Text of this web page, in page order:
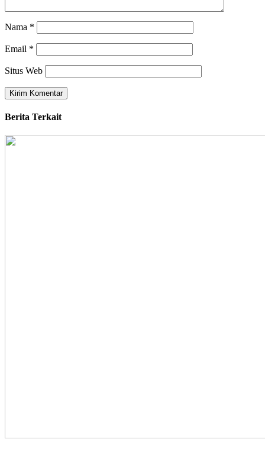
Nama *
Email *
Situs Web
Berita Terkait